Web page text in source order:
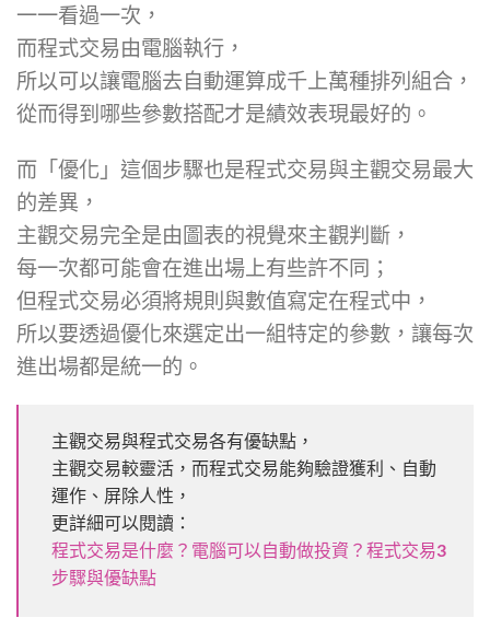
一一看過一次，
而程式交易由電腦執行，
所以可以讓電腦去自動運算成千上萬種排列組合，
從而得到哪些參數搭配才是績效表現最好的。
而「優化」這個步驟也是程式交易與主觀交易最大
的差異，
主觀交易完全是由圖表的視覺來主觀判斷，
每一次都可能會在進出場上有些許不同；
但程式交易必須將規則與數值寫定在程式中，
所以要透過優化來選定出一組特定的參數，讓每次
進出場都是統一的。
主觀交易與程式交易各有優缺點，
主觀交易較靈活，而程式交易能夠驗證獲利、自動
運作、屏除人性，
更詳細可以閱讀：
程式交易是什麼？電腦可以自動做投資？程式交易3
步驟與優缺點